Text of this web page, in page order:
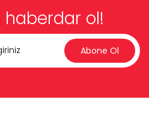
haberdar ol!
Abone Ol